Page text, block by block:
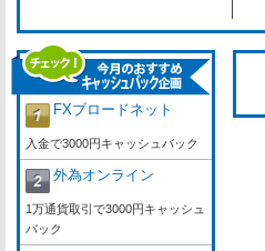
FXブロードネット
入金で3000円キャッシュバック
外為オンライン
1万通貨取引で3000円キャッシュ
バック